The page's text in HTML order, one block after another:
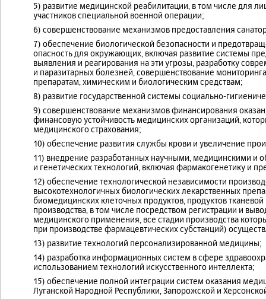
5) развитие медицинской реабилитации, в том числе для
участников специальной военной операции;
6) совершенствование механизмов предоставления
7) обеспечение биологической безопасности и
опасность для окружающих, включая развитие системы
выявления и реагирования на эти угрозы, разработку
и паразитарных болезней, совершенствование
препаратам, химическим и биологическим средствам;
8) развитие государственной системы социально-
9) совершенствование механизмов финансирования
финансовую устойчивость медицинских организаций,
медицинского страхования;
10) обеспечение развития службы крови и увеличение
11) внедрение разработанных научными, медицинскими и
и генетических технологий, включая фармакогенетику и
12) обеспечение технологической независимости
высокотехнологичных биологических лекарственных
биомедицинских клеточных продуктов, продуктов
производства, в том числе посредством регистрации и
медицинского применения, все стадии производства
при производстве фармацевтических субстанций)
13) развитие технологий персонализированной медицины;
14) разработка информационных систем в сфере
использованием технологий искусственного интеллекта;
15) обеспечение полной интеграции систем оказания
Луганской Народной Республики, Запорожской и